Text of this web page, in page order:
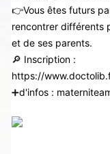
👉Vous êtes futurs
rencontrer différents
et de ses parents.
🔎 Inscription :
https://
➕d'infos :